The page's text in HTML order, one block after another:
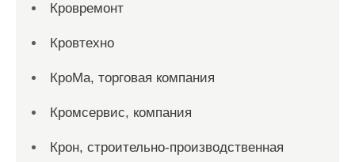
Кровремонт
Кровтехно
КроМа, торговая компания
Кромсервис, компания
Крон, строительно-производственная